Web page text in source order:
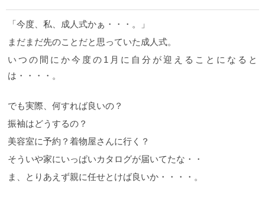
「今度、私、成人式かぁ・・・。」
まだまだ先のことだと思っていた成人式。
いつの間にか今度の1月に自分が迎えることになると
は・・・・。
でも実際、何すれば良いの？
振袖はどうするの？
美容室に予約？着物屋さんに行く？
そういや家にいっぱいカタログが届いてたな・・
ま、とりあえず親に任せとけば良いか・・・・。